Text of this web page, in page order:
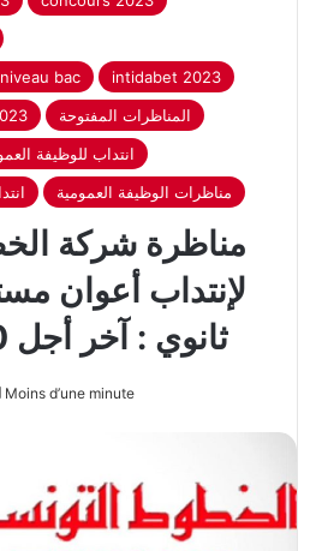
bac
intidabet 2023
المناظرات المفتوحة
انتداب للوظيفة
مناظرات الوظيفة العمومية
مناظرة شركة
ثانوي : آخر أجل 10 ماي 2023
Moins d’une minute